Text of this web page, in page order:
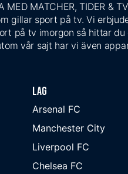
MED MATCHER, TIDER &
gillar sport på tv. Vi
på tv imorgon så hittar
vår sajt har vi även
Lag
Arsenal FC
Manchester City
Liverpool FC
Chelsea FC